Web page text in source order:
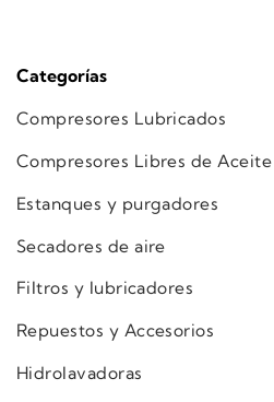
Categorías
Compresores Lubricados
Compresores Libres de Aceite
Estanques y purgadores
Secadores de aire
Filtros y lubricadores
Repuestos y Accesorios
Hidrolavadoras